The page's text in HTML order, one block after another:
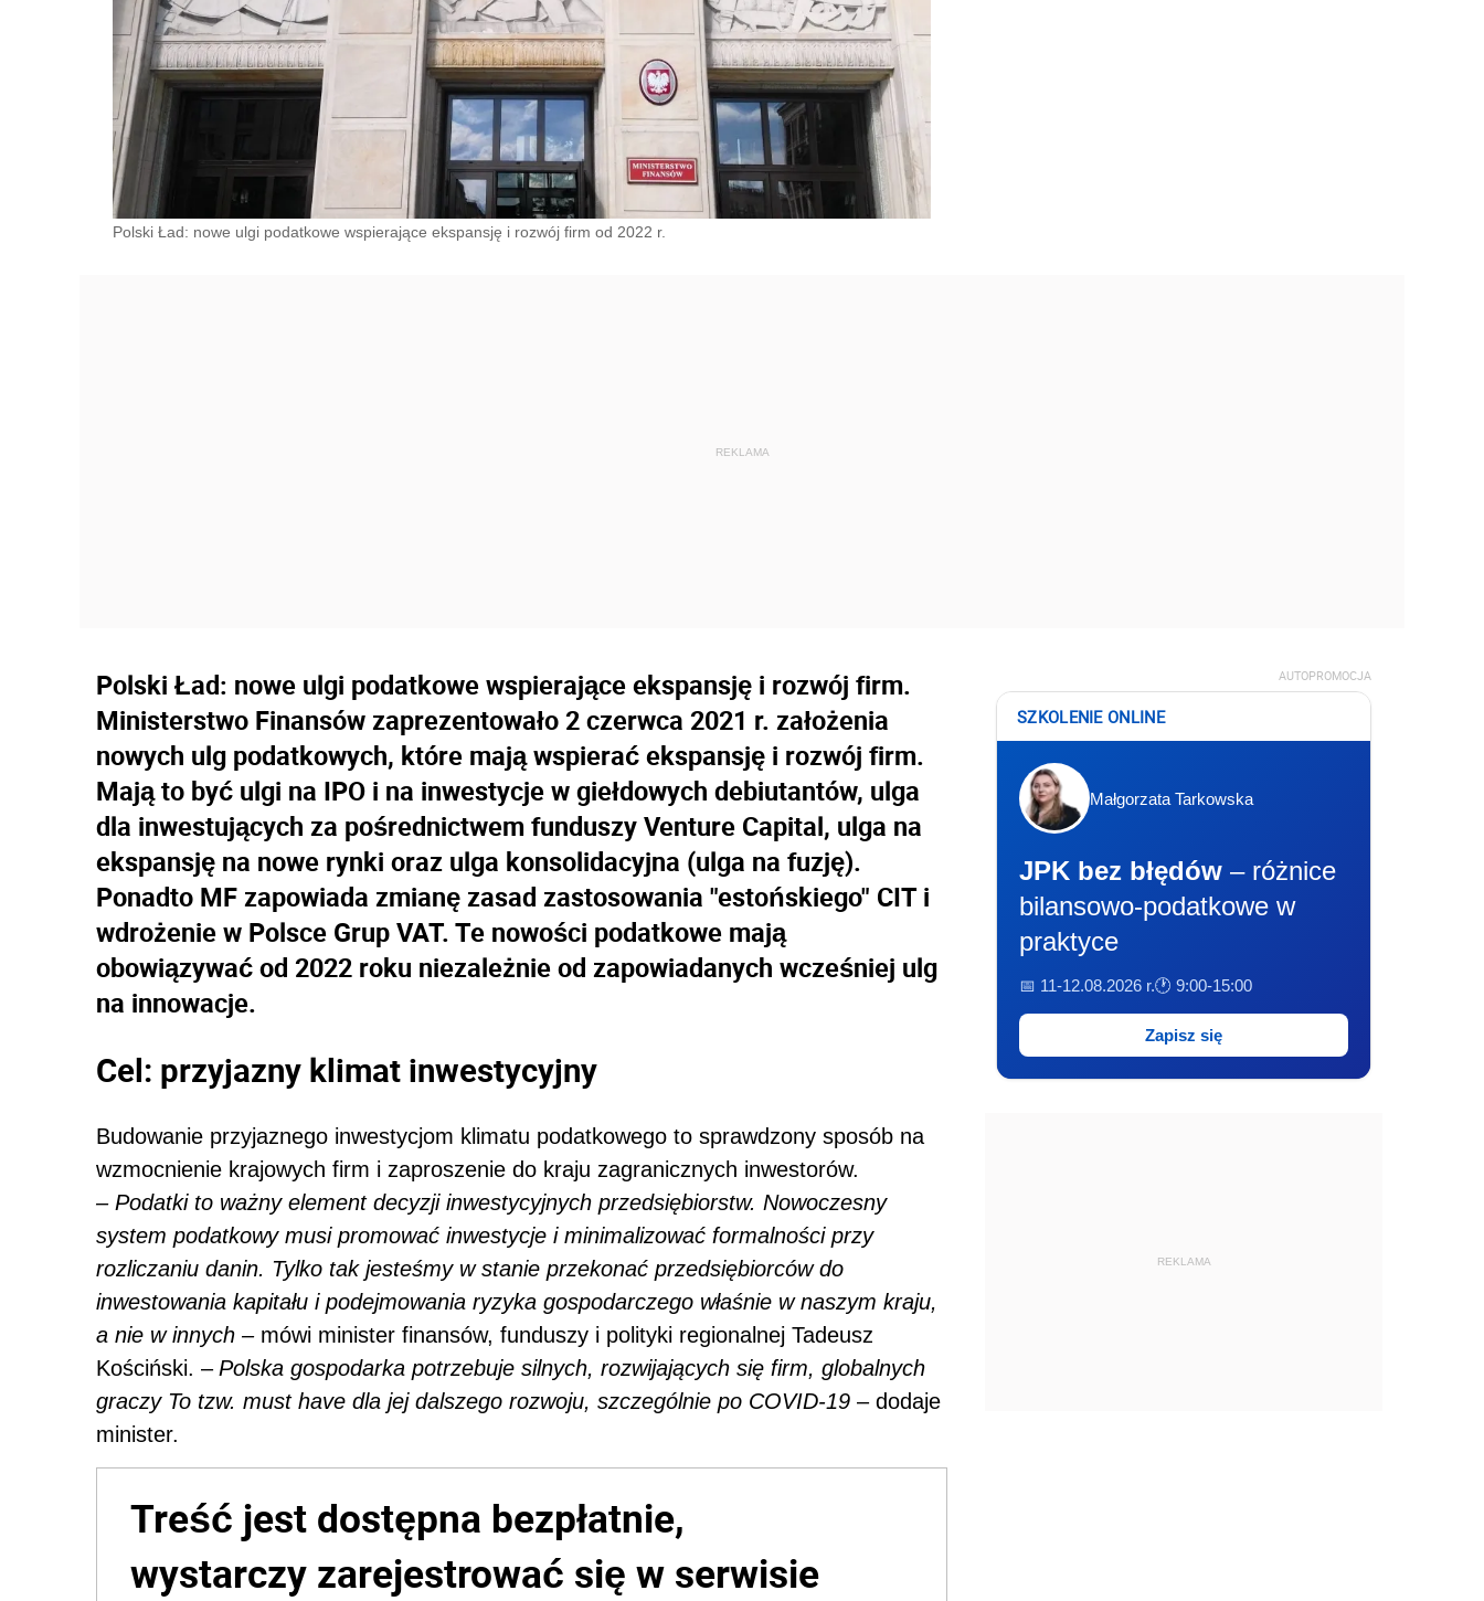
Polski Ład: nowe ulgi podatkowe wspierające ekspansję i rozwój firm od 2022 r.
Polski Ład: nowe ulgi podatkowe wspierające ekspansję i rozwój firm.
Ministerstwo Finansów zaprezentowało 2 czerwca 2021 r. założenia
nowych ulg podatkowych, które mają wspierać ekspansję i rozwój firm.
Mają to być ulgi na IPO i na inwestycje w giełdowych debiutantów, ulga
dla inwestujących za pośrednictwem funduszy Venture Capital, ulga na
ekspansję na nowe rynki oraz ulga konsolidacyjna (ulga na fuzję).
Ponadto MF zapowiada zmianę zasad zastosowania "estońskiego" CIT i
wdrożenie w Polsce Grup VAT. Te nowości podatkowe mają
obowiązywać od 2022 roku niezależnie od zapowiadanych wcześniej ulg
na innowacje.
Cel: przyjazny klimat inwestycyjny
Budowanie przyjaznego inwestycjom klimatu podatkowego to sprawdzony sposób na
wzmocnienie krajowych firm i zaproszenie do kraju zagranicznych inwestorów.
– Podatki to ważny element decyzji inwestycyjnych przedsiębiorstw. Nowoczesny
system podatkowy musi promować inwestycje i minimalizować formalności przy
rozliczaniu danin. Tylko tak jesteśmy w stanie przekonać przedsiębiorców do
inwestowania kapitału i podejmowania ryzyka gospodarczego właśnie w naszym kraju,
a nie w innych – mówi minister finansów, funduszy i polityki regionalnej Tadeusz
Kościński. – Polska gospodarka potrzebuje silnych, rozwijających się firm, globalnych
graczy To tzw. must have dla jej dalszego rozwoju, szczególnie po COVID-19 – dodaje
minister.
Treść jest dostępna bezpłatnie,
wystarczy zarejestrować się w serwisie
AUTOPROMOCJA
SZKOLENIE ONLINE
Małgorzata Tarkowska
JPK bez błędów – różnice
bilansowo-podatkowe w
praktyce
📅 11-12.08.2026 r.🕐 9:00-15:00
Zapisz się
REKLAMA